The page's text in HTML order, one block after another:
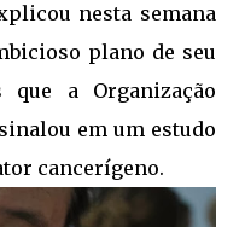
nesta semana
plano de seu
que a Organização
em um estudo
cancerígeno.